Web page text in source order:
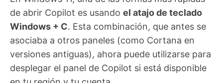
de abrir Copilot es usando el atajo de teclado
Windows + C. Esta combinación, que antes se
asociaba a otros paneles (como Cortana en
versiones antiguas), ahora puede utilizarse para
desplegar el panel de Copilot si está disponible